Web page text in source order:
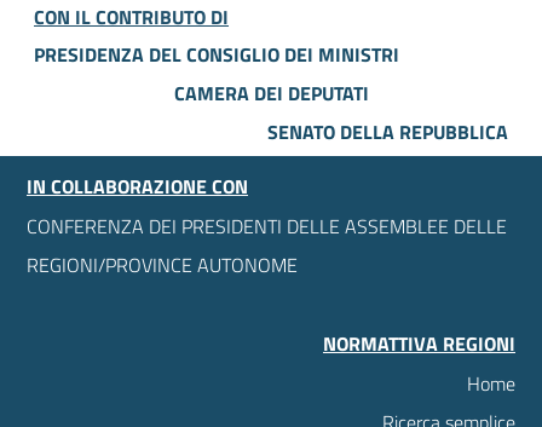
CON IL CONTRIBUTO DI
PRESIDENZA DEL CONSIGLIO DEI MINISTRI
CAMERA DEI DEPUTATI
SENATO DELLA REPUBBLICA
IN COLLABORAZIONE CON
CONFERENZA DEI PRESIDENTI DELLE ASSEMBLEE DELLE
REGIONI/PROVINCE AUTONOME
NORMATTIVA REGIONI
Home